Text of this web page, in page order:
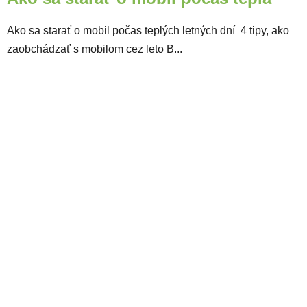
Ako sa starať o mobil počas teplých letných dní 4 tipy, ako
zaobchádzať s mobilom cez leto B...